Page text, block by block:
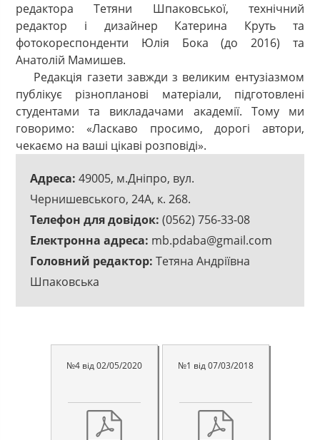
редактора Тетяни Шпаковської, технічний
редактор і дизайнер Катерина Круть та
фотокореспонденти Юлія Бока (до 2016) та
Анатолій Мамишев.
Редакція газети завжди з великим ентузіазмом
публікує різнопланові матеріали, підготовлені
студентами та викладачами академії. Тому ми
говоримо: «Ласкаво просимо, дорогі автори,
чекаємо на ваші цікаві розповіді».
Адреса: 49005, м.Дніпро, вул.
Чернишевського, 24А, к. 268.
Телефон для довідок: (0562) 756-33-08
Електронна адреса: mb.pdaba@gmail.com
Головний редактор: Тетяна Андріївна
Шпаковська
№4 від 02/05/2020 №1 від 07/03/2018